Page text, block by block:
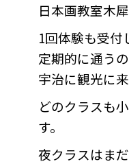
日本画教室木
1回体験も受付
定期的に通う
宇治に観光に
どのクラスも
す。
夜クラスはま